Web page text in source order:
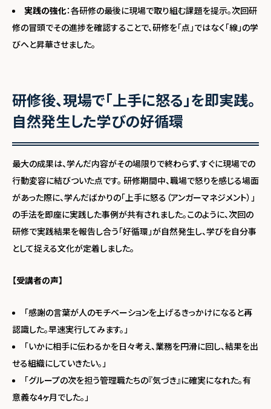
実践の強化：各研修の最後に現場で取り組む課題を提示。次回研
修の冒頭でその進捗を確認することで、研修を「点」ではなく「線」の学
びへと昇華させました。
研修後、現場で「上手に怒る」を即実践。
自然発生した学びの好循環
最大の成果は、学んだ内容がその場限りで終わらず、すぐに現場での
行動変容に結びついた点です。 研修期間中、職場で怒りを感じる場面
があった際に、学んだばかりの「上手に怒る（アンガーマネジメント）」
の手法を即座に実践した事例が共有されました。このように、次回の
研修で実践結果を報告し合う「好循環」が自然発生し、学びを自分事
として捉える文化が定着しました。
【受講者の声】
「感謝の言葉が人のモチベーションを上げるきっかけになると再
認識した。早速実行してみます。」
「いかに相手に伝わるかを日々考え、業務を円滑に回し、結果を出
せる組織にしていきたい。」
「グループの次を担う管理職たちの『気づき』に確実になれた。有
意義な4ヶ月でした。」